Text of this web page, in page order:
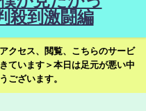
殺到激闘編
クセス、閲覧、こちらのサービ
ています＞本日は足元が悪い中
ございます。